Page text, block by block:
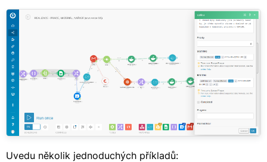
Uvedu několik jednoduchých příkladů: